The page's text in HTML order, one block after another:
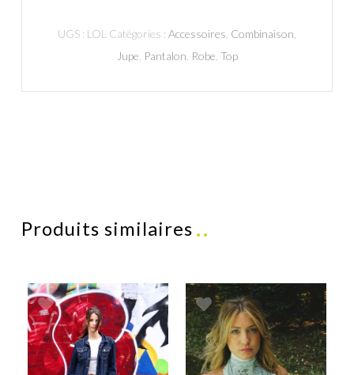
UGS : LOL Catégories : Accessoires Combinaison
Jupe Pantalon Robe Top
Produits similaires